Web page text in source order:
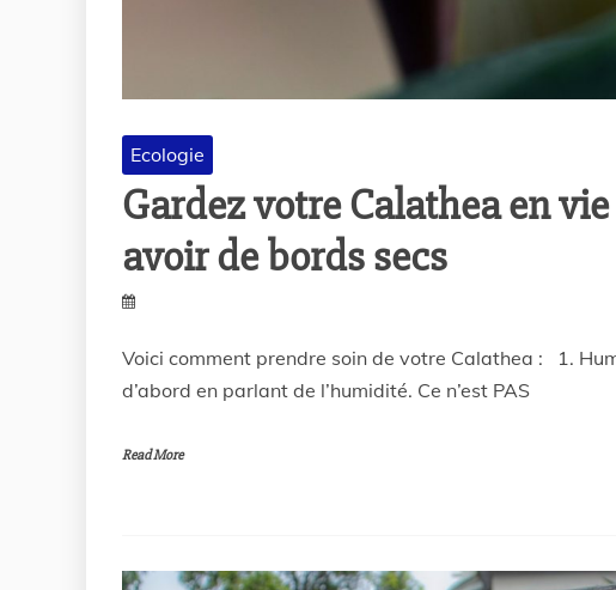
Ecologie
Gardez votre Calathea en
avoir de bords secs
Voici comment prendre soin de votre Calathea : 1.
d’abord en parlant de l’humidité. Ce n’est PAS
Read More